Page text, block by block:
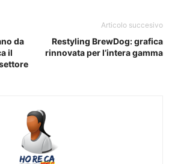
da
il
Articolo succesivo
Restyling BrewDog: grafica
rinnovata per l’intera gamma